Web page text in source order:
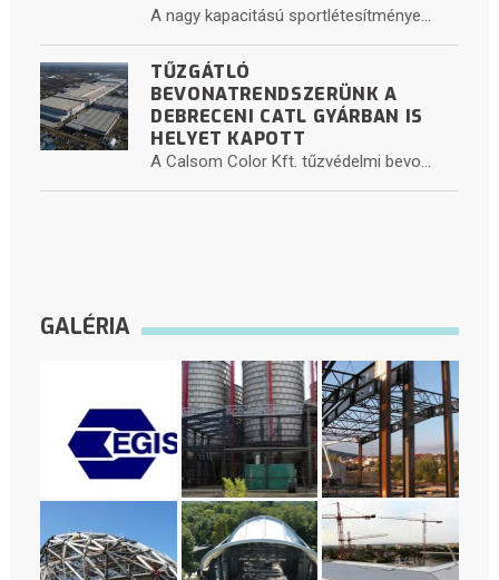
A nagy kapacitású sportlétesítménye...
TŰZGÁTLÓ
BEVONATRENDSZERÜNK A
DEBRECENI CATL GYÁRBAN IS
HELYET KAPOTT
A Calsom Color Kft. tűzvédelmi bevo...
GALÉRIA